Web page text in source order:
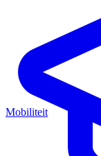
Mobiliteit